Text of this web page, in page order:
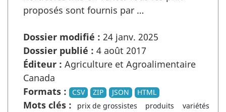
proposés sont fournis par …
Dossier modifié : 24 janv. 2025
Dossier publié : 4 août 2017
Éditeur : Agriculture et Agroalimentaire
Canada
Formats :
CSV ZIP JSON HTML
Mots clés : prix de grossistes produits
variétés